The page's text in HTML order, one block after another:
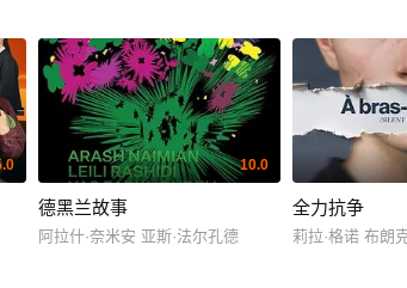
10.0
德黑兰故事
阿拉什·奈米安 亚斯·法尔孔德
全力抗争
莉拉·格诺 布朗